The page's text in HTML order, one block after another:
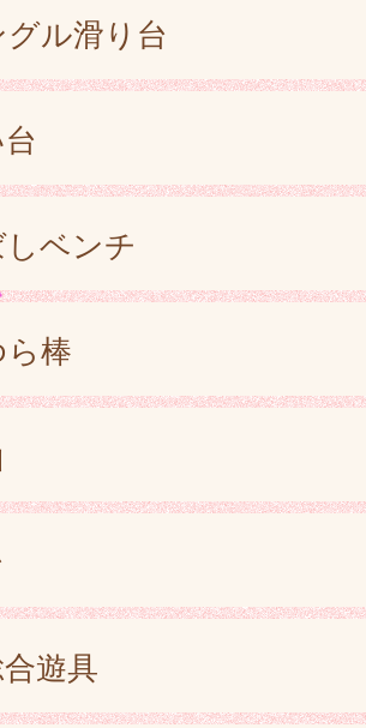
ル滑り台
ベンチ
棒
遊具